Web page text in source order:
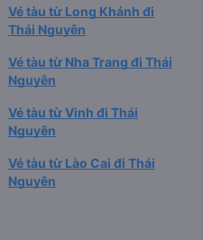
Vé tàu từ Long Khánh đi
Thái Nguyên
Vé tàu từ Nha Trang đi Thái
Nguyên
Vé tàu từ Vinh đi Thái
Nguyên
Vé tàu từ Lào Cai đi Thái
Nguyên